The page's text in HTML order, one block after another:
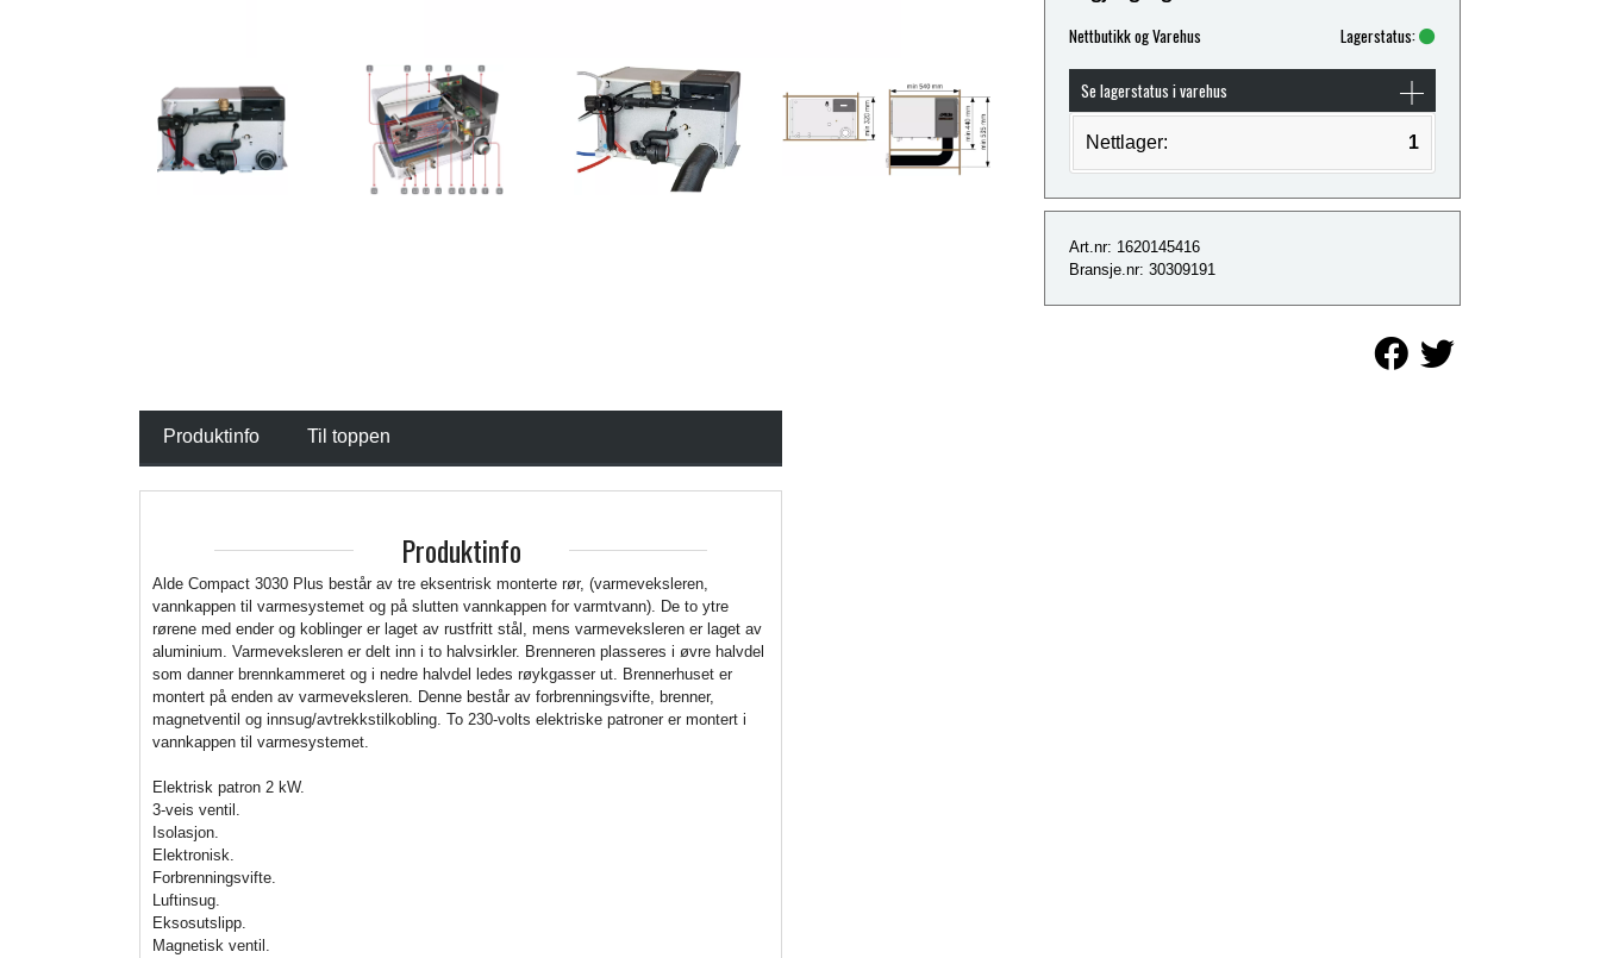
Nettbutikk og Varehus Lagerstatus:
Se lagerstatus i varehus
Nettlager: 1
Art.nr: 1620145416
Bransje.nr: 30309191
Produktinfo Til toppen
Produktinfo
Alde Compact 3030 Plus består av tre eksentrisk monterte rør, (varmeveksleren,
vannkappen til varmesystemet og på slutten vannkappen for varmtvann). De to ytre
rørene med ender og koblinger er laget av rustfritt stål, mens varmeveksleren er laget av
aluminium. Varmeveksleren er delt inn i to halvsirkler. Brenneren plasseres i øvre halvdel
som danner brennkammeret og i nedre halvdel ledes røykgasser ut. Brennerhuset er
montert på enden av varmeveksleren. Denne består av forbrenningsvifte, brenner,
magnetventil og innsug/avtrekkstilkobling. To 230-volts elektriske patroner er montert i
vannkappen til varmesystemet.
Elektrisk patron 2 kW.
3-veis ventil.
Isolasjon.
Elektronisk.
Forbrenningsvifte.
Luftinsug.
Eksosutslipp.
Magnetisk ventil.